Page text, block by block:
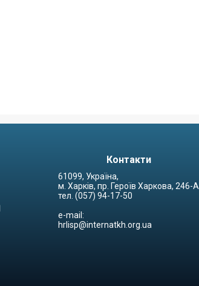
Контакти
61099, Україна,
м. Харків, пр. Героїв Харкова, 246-А
тел. (057) 94-17-50
e-mail:
hrlisp@internatkh.org.ua